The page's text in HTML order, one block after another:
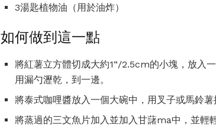
3湯匙植物油（用於油炸）
如何做到這一點
將紅薯立方體切成大約1“/2.5cm的小塊，放入
用漏勺瀝乾，到一邊。
將泰式咖哩醬放入一個大碗中，用叉子或馬鈴
將蒸過的三文魚片加入並加入甘藷ma中，並輕